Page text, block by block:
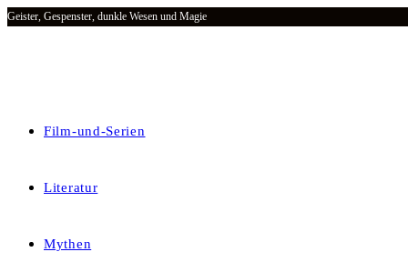
Zum
Geister, Gespenster, dunkle Wesen und Magie
Film-und-Serien
Literatur
Mythen